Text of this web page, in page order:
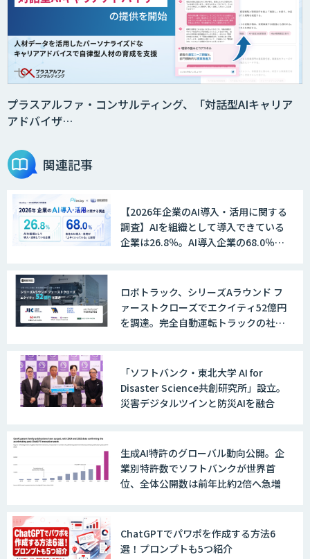
Smart Search
法人向けAIエージェント「OfficeAI社
＜Dify活用＞AIエージェントDRIVE
ジェント開発
Explaza 生成AI Partner｜AIエージェン
GENIEE SFA/CRM
プラスアルファ・コンサルティング、「対話型AIキャリア
アドバイザ…
関連記事
【2026年企業のAI導入・活用に関する
調査】AIを組織として導入できている
企業は26.8％。AI導入企業の68.0％
ロボトラック、シリーズAラウンド フ
ァーストクローズでエクイティ52億円
を調達。完全自動運転トラックの社会
「ソフトバンク・東北大学 AI for
Disaster Science共創研究所」設立。
災害デジタルツインと防災AIを融合
生成AI特許のグローバル動向公開。企
業別特許数でソフトバンクが世界首
位、全体公開数は前年比約2倍へ急増
ChatGPTでパワポを作成する方法6
選！プロンプトも5つ紹介